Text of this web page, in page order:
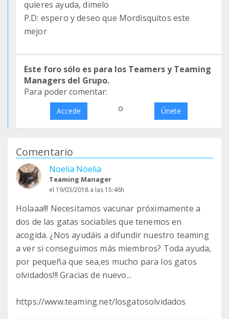
quieres ayuda, dimelo
P.D: espero y deseo que Mordisquitos este
mejor
Este foro sólo es para los Teamers y Teaming
Managers del Grupo.
Para poder comentar:
Accede o Únete
Comentario
Noelia Noelia
Teaming Manager
el 19/03/2018 a las 15:46h
Holaaa!!! Necesitamos vacunar próximamente a
dos de las gatas sociables que tenemos en
acogida. ¿Nos ayudáis a difundir nuestro teaming
a ver si conseguimos más miembros? Toda ayuda,
por pequeña que sea,es mucho para los gatos
olvidados!!! Gracias de nuevo...
https://www.teaming.net/losgatosolvidados